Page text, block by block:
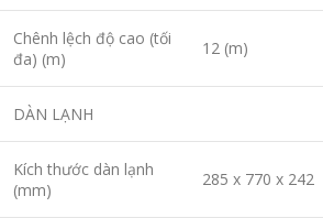
Chênh lệch độ cao (tối
đa) (m)
12 (m)
DÀN LẠNH
Kích thước dàn lạnh
(mm)
285 x 770 x 242